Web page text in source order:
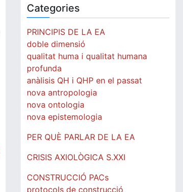
Categories
PRINCIPIS DE LA EA
doble dimensió
qualitat huma i qualitat humana
profunda
anàlisis QH i QHP en el passat
nova antropologia
nova ontologia
nova epistemologia
PER QUÈ PARLAR DE LA EA
CRISIS AXIOLÒGICA S.XXI
CONSTRUCCIÓ PACs
protocols de construcció